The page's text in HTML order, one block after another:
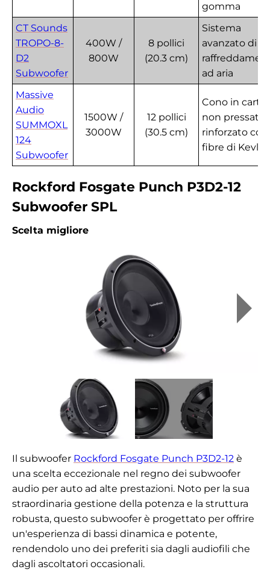
gomma
CT Sounds
TROPO-8-
D2
Subwoofer
400W /
800W
8 pollici
(20.3 cm)
Sistema
avanzato di
ad aria
Massive
Audio
SUMMOXL
124
Subwoofer
1500W /
3000W
12 pollici
(30.5 cm)
Cono in carta
non pressata
rinforzato con
fibre di Kevlar
Rockford Fosgate Punch P3D2-12
Subwoofer SPL
Scelta migliore
Il subwoofer Rockford Fosgate Punch P3D2-12 è
una scelta eccezionale nel regno dei subwoofer
audio per auto ad alte prestazioni. Noto per la sua
straordinaria gestione della potenza e la struttura
robusta, questo subwoofer è progettato per offrire
un'esperienza di bassi dinamica e potente,
rendendolo uno dei preferiti sia dagli audiofili che
dagli ascoltatori occasionali.